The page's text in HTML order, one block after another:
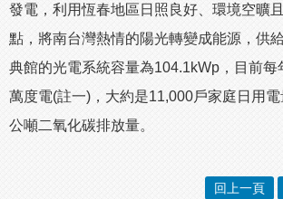
發電，利用恆春地區日照良好、環境空曠
點，將南台灣熱情的陽光轉變成能源，供
典館的光電系統容量為104.1kWp，目前每
萬度電(註一)，大約是11,000戶家庭日用
公噸二氧化碳排放量。
回上一頁